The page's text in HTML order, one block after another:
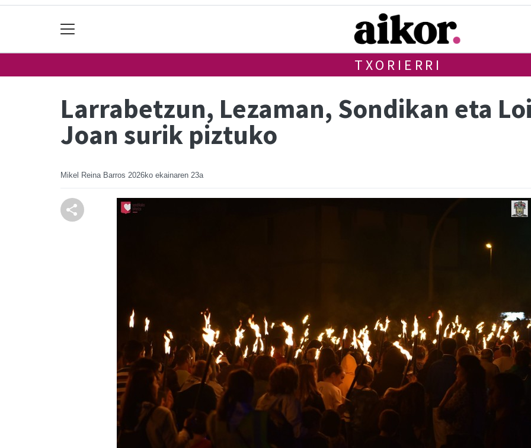
TXORIERRI
Larrabetzun, Lezaman, Sondikan eta
Joan surik piztuko
Mikel Reina Barros 2026ko ekainaren 23a